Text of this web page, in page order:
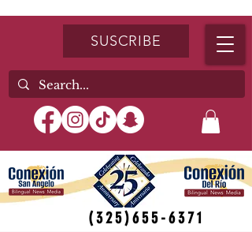
SUSCRIBE
(325)655-6371